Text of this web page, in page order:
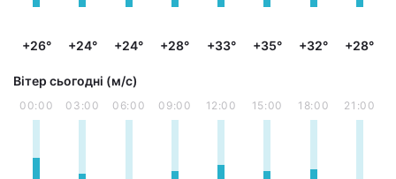
+26° +24° +24° +28° +33° +35° +32° +28°
Вітер сьогодні (м/с)
00:00 03:00 06:00 09:00 12:00 15:00 18:00 21:00